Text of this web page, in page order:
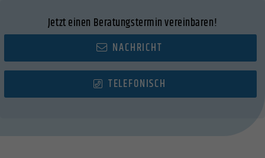
Jetzt einen Beratungstermin vereinbaren!
NACHRICHT
TELEFONISCH